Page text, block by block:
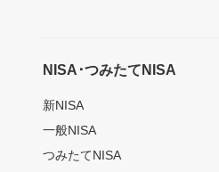
NISA･つみたてNISA
新NISA
一般NISA
つみたてNISA